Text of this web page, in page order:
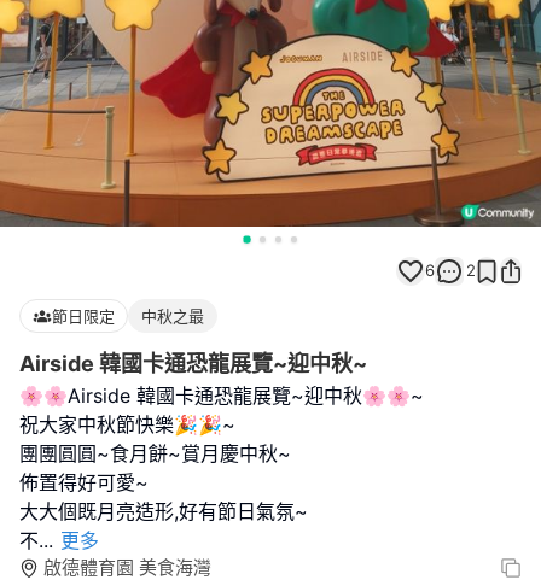
6 2
節日限定 中秋之最
Airside 韓國卡通恐龍展覽~迎中秋~
🌸🌸Airside 韓國卡通恐龍展覽~迎中秋🌸🌸~
祝大家中秋節快樂🎉🎉~
團團圓圓~食月餅~賞月慶中秋~
佈置得好可愛~
大大個既月亮造形,好有節日氣氛~
不... 更多
啟德體育園 美食海灣